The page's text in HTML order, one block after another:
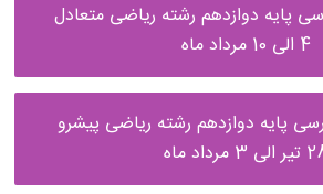
پایه دوازدهم رشته ریاضی متعادل
4 الی 10 مرداد ماه
پایه دوازدهم رشته ریاضی پیشرو
3 مرداد ماه